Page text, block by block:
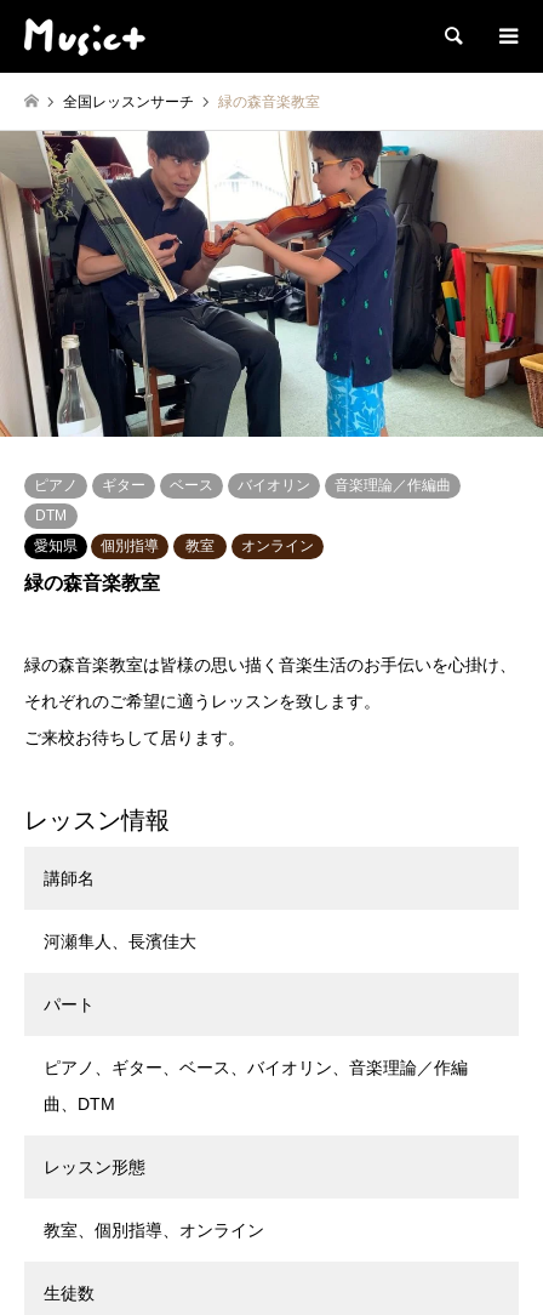
検索
全国レッスンサーチ 緑の森音楽教室
ピアノ ギター ベース バイオリン
音楽理論／作編曲
DTM
愛知県
個別指導 教室 オンライン
緑の森音楽教室
緑の森音楽教室は皆様の思い描く音楽生活のお手伝いを心掛け、
それぞれのご希望に適うレッスンを致します。
ご来校お待ちして居ります。
レッスン情報
講師名
河瀬隼人、長濱佳大
パート
ピアノ、ギター、ベース、バイオリン、音楽理論／作編
曲、DTM
レッスン形態
教室、個別指導、オンライン
生徒数